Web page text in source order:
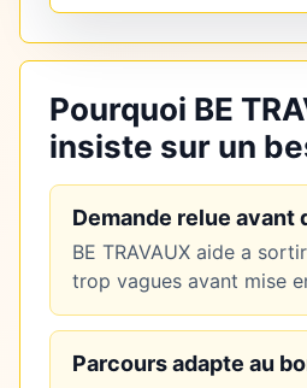
Pourquoi BE
insiste sur un
Demande relue avant
BE TRAVAUX aide a
trop vagues avant mise
Parcours adapte au